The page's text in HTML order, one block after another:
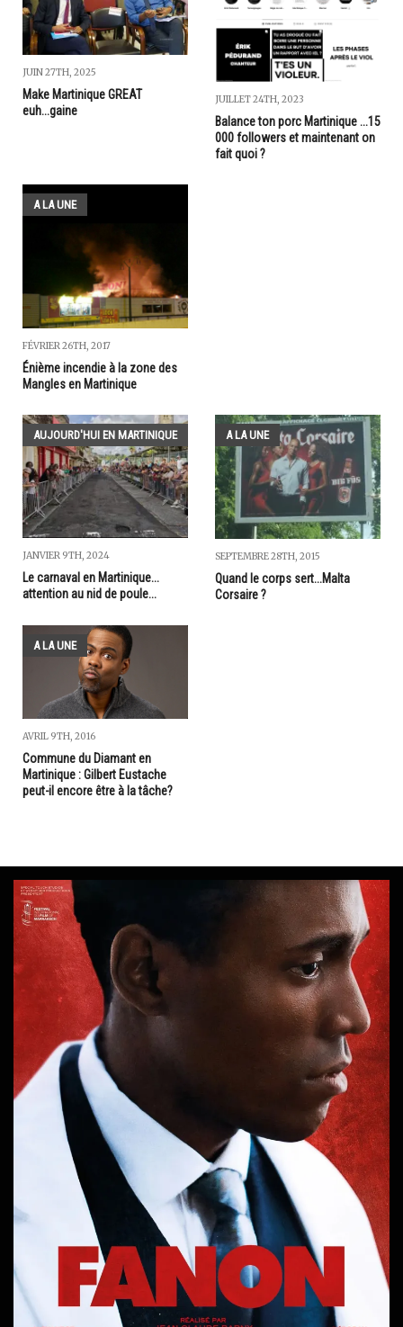
JUIN 27TH, 2025
Make Martinique GREAT
euh...gaine
JUILLET 24TH, 2023
Balance ton porc Martinique ...15
000 followers et maintenant on
fait quoi ?
A LA UNE
FÉVRIER 26TH, 2017
Énième incendie à la zone des
Mangles en Martinique
AUJOURD'HUI EN MARTINIQUE
JANVIER 9TH, 2024
Le carnaval en Martinique...
attention au nid de poule...
A LA UNE
SEPTEMBRE 28TH, 2015
Quand le corps sert...Malta
Corsaire ?
A LA UNE
AVRIL 9TH, 2016
Commune du Diamant en
Martinique : Gilbert Eustache
peut-il encore être à la tâche?